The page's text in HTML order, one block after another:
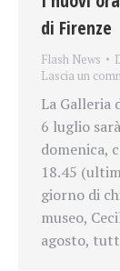
di Firenze
Flash News
Lascia un
La Galleria
6 luglio
domenica,
18.45
giorno di
museo,
agosto,